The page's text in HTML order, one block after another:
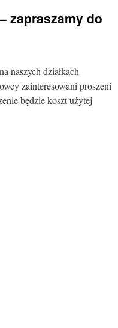
zapraszamy do
naszych działkach
zainteresowani proszeni
będzie koszt użytej